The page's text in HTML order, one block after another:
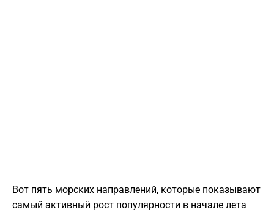
​Вот пять морских направлений, которые показывают
самый активный рост популярности в начале лета